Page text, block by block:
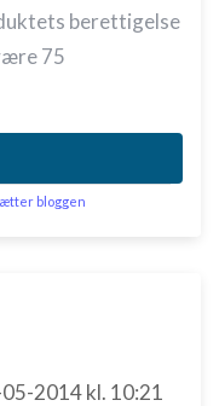
berettigelse
75
bloggen
2014kl. 10:21